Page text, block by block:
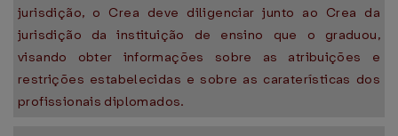
jurisdição, o Crea deve diligenciar junto ao Crea da
jurisdição da instituição de ensino que o graduou,
visando obter informações sobre as atribuições e
restrições estabelecidas e sobre as caraterísticas dos
profissionais diplomados.